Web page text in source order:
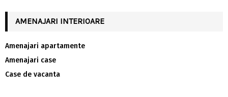
AMENAJARI INTERIOARE
Amenajari apartamente
Amenajari case
Case de vacanta